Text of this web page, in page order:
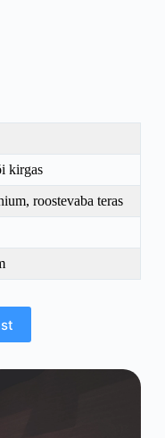
kirgas
roostevaba teras